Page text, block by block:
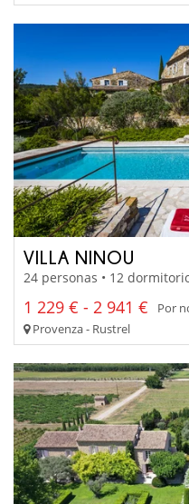
VILLA NINOU
24 personas • 12
1 229 € - 2 941 €
Por
Provenza - Rustrel